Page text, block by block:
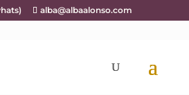
alba@albaalonso.com